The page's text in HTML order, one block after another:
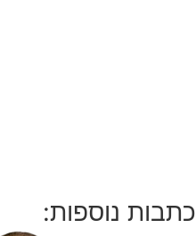
כתבות נוספות: